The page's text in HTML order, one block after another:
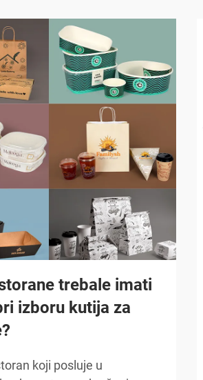
trebale imati
izboru kutija za
koji posluje u